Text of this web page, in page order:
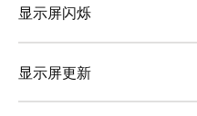
显示屏闪烁
显示屏更新